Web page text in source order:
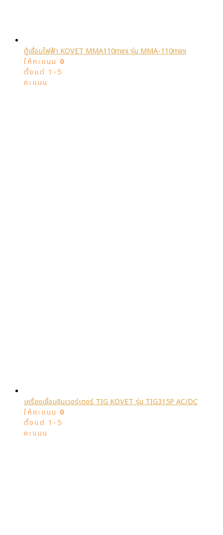
ตู้เชื่อมไฟฟ้า KOVET MMA110mini รุ่น MMA-110mini
ให้คะแนน 0
ตั้งแต่ 1-5
คะแนน
เครื่องเชื่อมอินเวอร์เตอร์ TIG KOVET รุ่น TIG315P AC/DC
ให้คะแนน 0
ตั้งแต่ 1-5
คะแนน